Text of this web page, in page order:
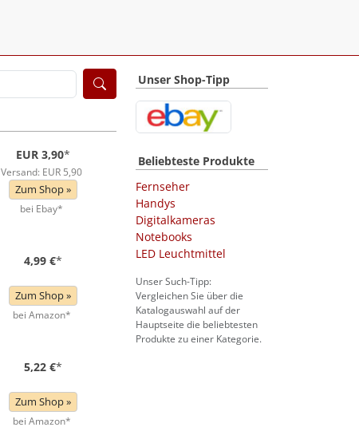
EUR 3,90*
Versand: EUR 5,90
Zum Shop »
bei Ebay*
4,99 €*
Zum Shop »
bei Amazon*
5,22 €*
Zum Shop »
bei Amazon*
Unser Shop-Tipp
Beliebteste Produkte
Fernseher
Handys
Digitalkameras
Notebooks
LED Leuchtmittel
Unser Such-Tipp:
Vergleichen Sie über die
Katalogauswahl auf der
Hauptseite die beliebtesten
Produkte zu einer Kategorie.